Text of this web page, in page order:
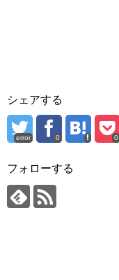
シェアする
error 0 0
フォローする